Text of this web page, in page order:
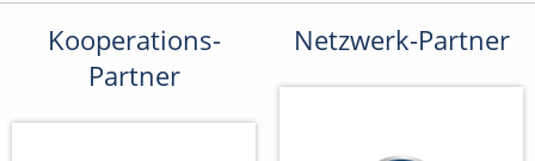
Kooperations-
Partner
Netzwerk-Partner